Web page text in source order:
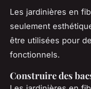
Les jardinières en
seulement
être utilisées pour
fonctionnels.
Construire des